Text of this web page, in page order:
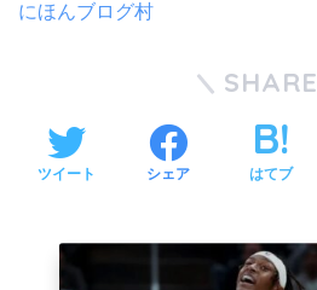
にほんブログ村
SHARE
ツイート シェア はてブ